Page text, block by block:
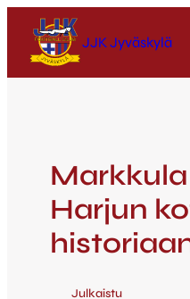
JJK Jyväskylä
Harjun
Julkaistu